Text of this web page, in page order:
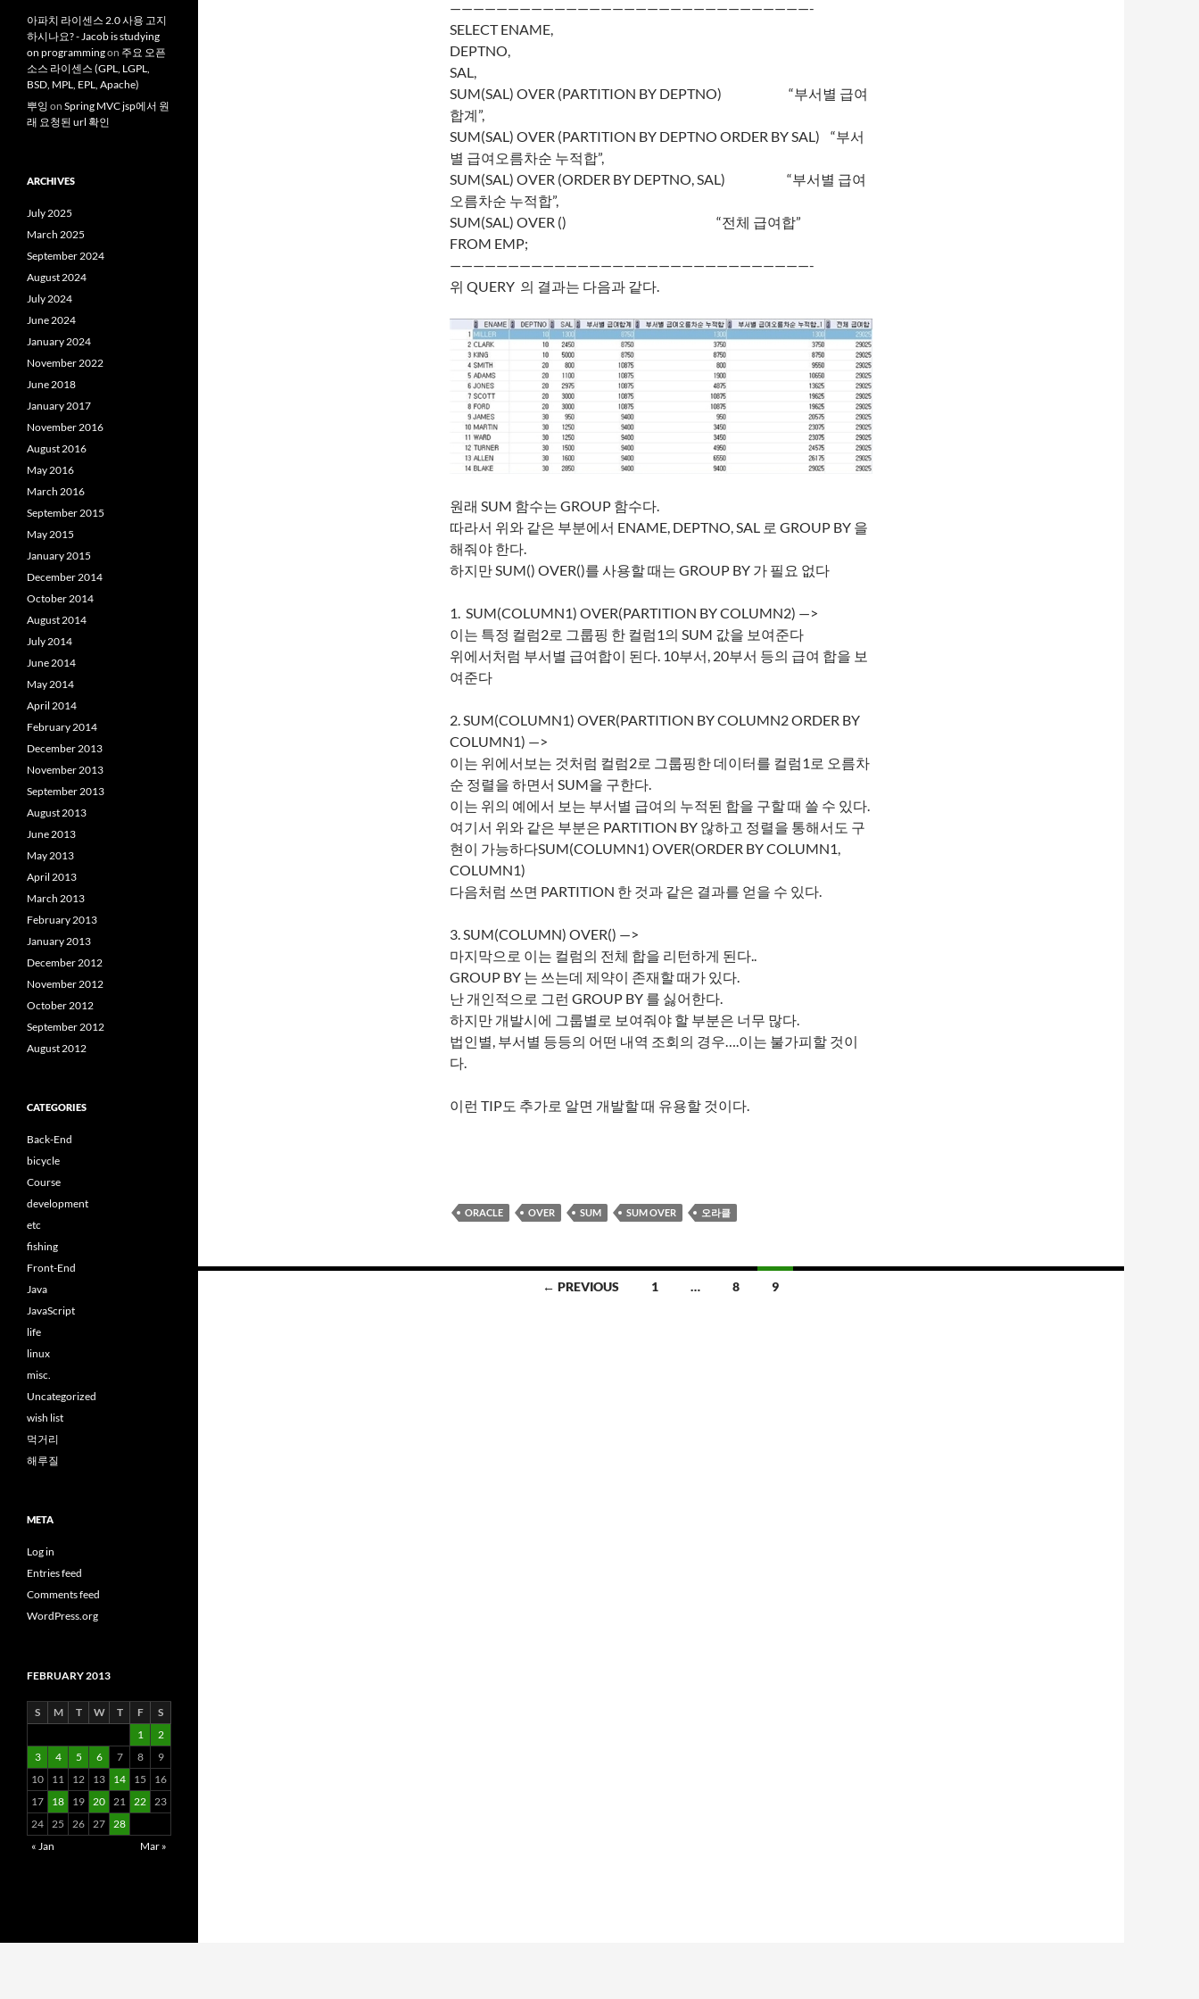
———————————————————————————————-
SELECT ENAME,
DEPTNO,
SAL,
SUM(SAL) OVER (PARTITION BY DEPTNO) “부서별 급여
합계”,
SUM(SAL) OVER (PARTITION BY DEPTNO ORDER BY SAL) “부서
별 급여오름차순 누적합”,
SUM(SAL) OVER (ORDER BY DEPTNO, SAL) “부서별 급여
오름차순 누적합”,
SUM(SAL) OVER () “전체 급여합”
FROM EMP;
———————————————————————————————-
위 QUERY 의 결과는 다음과 같다.
원래 SUM 함수는 GROUP 함수다.
따라서 위와 같은 부분에서 ENAME, DEPTNO, SAL 로 GROUP BY 을
해줘야 한다.
하지만 SUM() OVER()를 사용할 때는 GROUP BY 가 필요 없다
1. SUM(COLUMN1) OVER(PARTITION BY COLUMN2) —>
이는 특정 컬럼2로 그룹핑 한 컬럼1의 SUM 값을 보여준다
위에서처럼 부서별 급여합이 된다. 10부서, 20부서 등의 급여 합을 보
여준다
2. SUM(COLUMN1) OVER(PARTITION BY COLUMN2 ORDER BY
COLUMN1) —>
이는 위에서보는 것처럼 컬럼2로 그룹핑한 데이터를 컬럼1로 오름차
순 정렬을 하면서 SUM을 구한다.
이는 위의 예에서 보는 부서별 급여의 누적된 합을 구할 때 쓸 수 있다.
여기서 위와 같은 부분은 PARTITION BY 않하고 정렬을 통해서도 구
현이 가능하다SUM(COLUMN1) OVER(ORDER BY COLUMN1,
COLUMN1)
다음처럼 쓰면 PARTITION 한 것과 같은 결과를 얻을 수 있다.
3. SUM(COLUMN) OVER() —>
마지막으로 이는 컬럼의 전체 합을 리턴하게 된다..
GROUP BY 는 쓰는데 제약이 존재할 때가 있다.
난 개인적으로 그런 GROUP BY 를 싫어한다.
하지만 개발시에 그룹별로 보여줘야 할 부분은 너무 많다.
법인별, 부서별 등등의 어떤 내역 조회의 경우….이는 불가피할 것이
다.
이런 TIP도 추가로 알면 개발할 때 유용할 것이다.
ORACLE OVER SUM SUM OVER 오라클
← PREVIOUS 1 … 8 9
아파치 라이센스 2.0 사용 고지
하시나요? - Jacob is studying
on programmingon 주요 오픈
소스 라이센스 (GPL, LGPL,
BSD, MPL, EPL, Apache)
뿌잉 on Spring MVC jsp에서 원
래 요청된 url 확인
ARCHIVES
July 2025
March 2025
September 2024
August 2024
July 2024
June 2024
January 2024
November 2022
June 2018
January 2017
November 2016
August 2016
May 2016
March 2016
September 2015
May 2015
January 2015
December 2014
October 2014
August 2014
July 2014
June 2014
May 2014
April 2014
February 2014
December 2013
November 2013
September 2013
August 2013
June 2013
May 2013
April 2013
March 2013
February 2013
January 2013
December 2012
November 2012
October 2012
September 2012
August 2012
CATEGORIES
Back-End
bicycle
Course
development
etc
fishing
Front-End
Java
JavaScript
life
linux
misc.
Uncategorized
wish list
먹거리
해루질
META
Log in
Entries feed
Comments feed
WordPress.org
FEBRUARY 2013
S M T W T F
S
1
2
3
4 5 6 7 8
9
10
11 12 13 14 15
16
17
18 19 20 21 22 23
24 25 26 27 28
« Jan
Mar »